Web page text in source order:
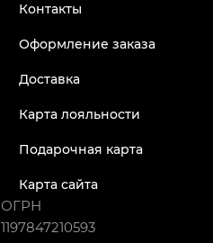
Контакты
Оформление заказа
Доставка
Карта лояльности
Подарочная карта
Карта сайта
ОГРН
1197847210593